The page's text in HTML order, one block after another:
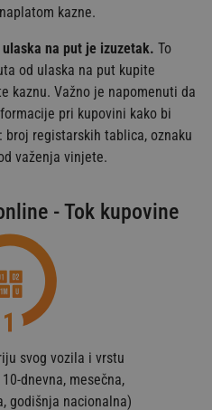
kazne.
na put je izuzetak. To
od ulaska na put kupite
kaznu. Važno je napomenuti da
pri kupovini kako bi
registarskih tablica, oznaku
važenja vinjete.
- Tok kupovine
svog vozila i vrstu
dnevna, mesečna,
godišnja nacionalna)